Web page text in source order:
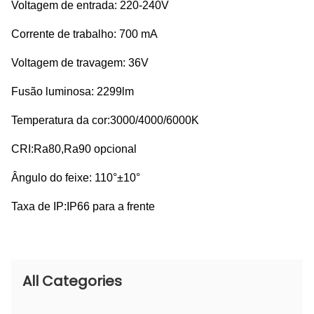
Voltagem de entrada: 220-240V
Corrente de trabalho: 700 mA
Voltagem de travagem: 36V
Fusão luminosa: 2299lm
Temperatura da cor:3000/4000/6000K
CRI:Ra80,Ra90 opcional
Ângulo do feixe: 110°±10°
Taxa de IP:IP66 para a frente
All Categories